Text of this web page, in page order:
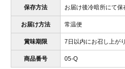
保存方法 お届け後冷暗所にて保
お届け方法 常温便
賞味期限 7日以内にお召し上が
商品番号 05-Q